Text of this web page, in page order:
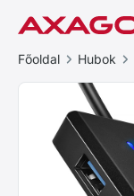
Főoldal Hubok